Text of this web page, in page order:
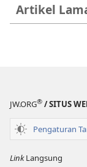
Artikel
JW.ORG® / SITUS
Pengaturan
LinkLangsung